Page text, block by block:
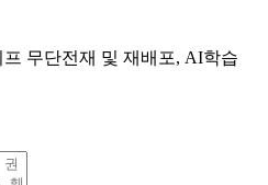
무단전재 및 재배포, AI학습